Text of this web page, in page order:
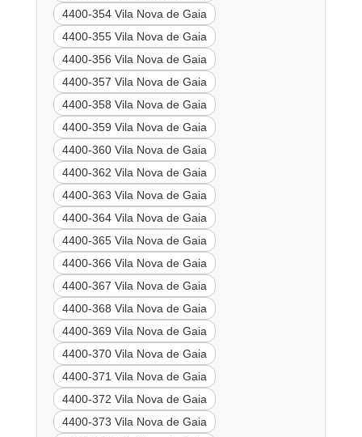
4400-354 Vila Nova de Gaia
4400-355 Vila Nova de Gaia
4400-356 Vila Nova de Gaia
4400-357 Vila Nova de Gaia
4400-358 Vila Nova de Gaia
4400-359 Vila Nova de Gaia
4400-360 Vila Nova de Gaia
4400-362 Vila Nova de Gaia
4400-363 Vila Nova de Gaia
4400-364 Vila Nova de Gaia
4400-365 Vila Nova de Gaia
4400-366 Vila Nova de Gaia
4400-367 Vila Nova de Gaia
4400-368 Vila Nova de Gaia
4400-369 Vila Nova de Gaia
4400-370 Vila Nova de Gaia
4400-371 Vila Nova de Gaia
4400-372 Vila Nova de Gaia
4400-373 Vila Nova de Gaia